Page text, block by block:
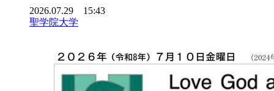
2026.07.29 15:43
聖学院大学